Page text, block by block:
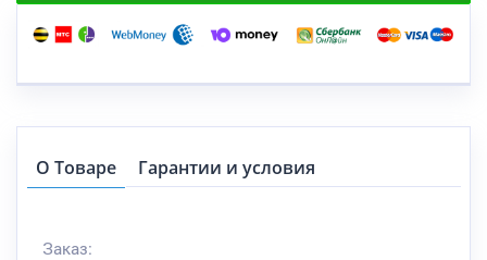
О Товаре Гарантии и условия
Заказ: